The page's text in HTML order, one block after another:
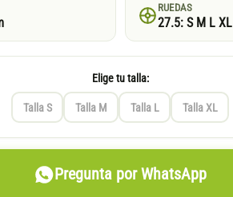
RUEDAS
27.5: S M L XL
Elige tu talla:
Talla S Talla M Talla L Talla XL
Pregunta por WhatsApp